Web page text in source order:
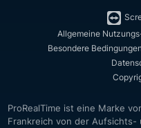
Allgemeine
Besondere
ProRealTime ist eine Marke
Frankreich von der